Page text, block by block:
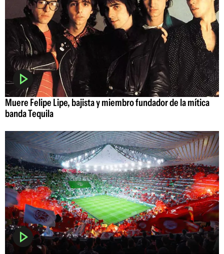
Muere Felipe Lipe, bajista y miembro fundador de la mítica
banda Tequila